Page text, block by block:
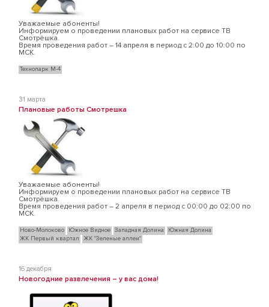
Уважаемые абоненты!
Информируем о проведении плановых работ на сервисе ТВ
Смотрёшка.
Время проведения работ – 14 апреля в период с 2:00 до 10:00 по
МСК.
Технопарк М-4
31 марта
Плановые работы Смотрешка
Уважаемые абоненты!
Информируем о проведении плановых работ на сервисе ТВ
Смотрёшка.
Время проведения работ – 2 апреля в период с 00:00 до 02:00 по
МСК.
Ново-Молоково Южное Видное Западная Долина
Южная Долина
ЖК Первый квартал
ЖК "Зеленые аллеи"
16 декабря
Новогодние развлечения – у вас дома!